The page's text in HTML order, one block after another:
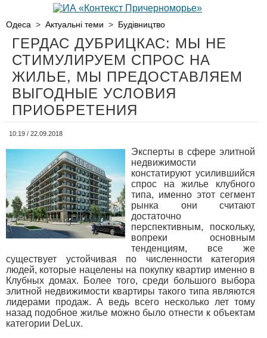
Одеса > Актуальні теми > Будівництво
ГЕРДАС ДУБРИЦКАС: МЫ НЕ
СТИМУЛИРУЕМ СПРОС НА
ЖИЛЬЕ, МЫ ПРЕДОСТАВЛЯЕМ
ВЫГОДНЫЕ УСЛОВИЯ
ПРИОБРЕТЕНИЯ
10:19 / 22.09.2018
Эксперты в сфере элитной
недвижимости
констатируют усилившийся
спрос на жилье клубного
типа, именно этот сегмент
рынка они считают
достаточно
перспективным, поскольку,
вопреки основным
тенденциям, все же
существует устойчивая по численности категория
людей, которые нацелены на покупку квартир именно в
Клубных домах. Более того, среди большого выбора
элитной недвижимости квартиры такого типа являются
лидерами продаж. А ведь всего несколько лет тому
назад подобное жилье можно было отнести к объектам
категории DeLux.